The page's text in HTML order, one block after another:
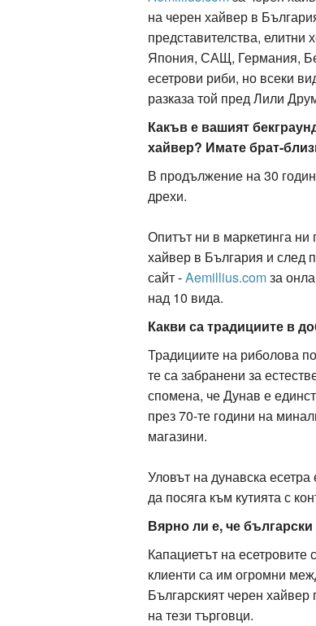
на черен хайвер в
представителства, елитни
Япония, САЩ, Германия,
есетрови риби, но всеки
разказа той пред Лили
Какъв е вашият
хайвер? Имате брат-
В продължение на 30
дрехи.
Опитът ни в маркетинга
хайвер в България и след
сайт -Aemillius.comза
над 10 вида.
Какви са традициите в
Традициите на риболова
те са забранени за
спомена, че Дунав е
през 70-те години на
магазини.
Уловът на дунавска
да посяга към кутията с
Вярно ли е, че
Капациетът на есетровите
клиенти са им огромни
Българският черен
на тези търговци.